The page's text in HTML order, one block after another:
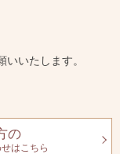
いたします。
の
はこちら